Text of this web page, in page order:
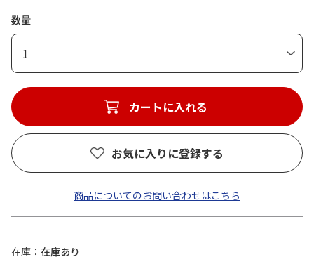
数量
1
カートに入れる
お気に入りに登録する
商品についてのお問い合わせはこちら
在庫
在庫あり